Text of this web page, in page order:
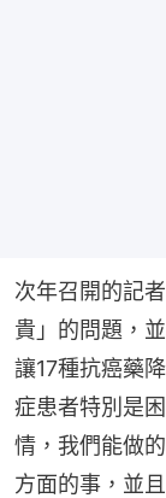
次年召開的記
貴」的問題，
讓17種抗癌藥
症患者特別是
情，我們能做
方面的事，並